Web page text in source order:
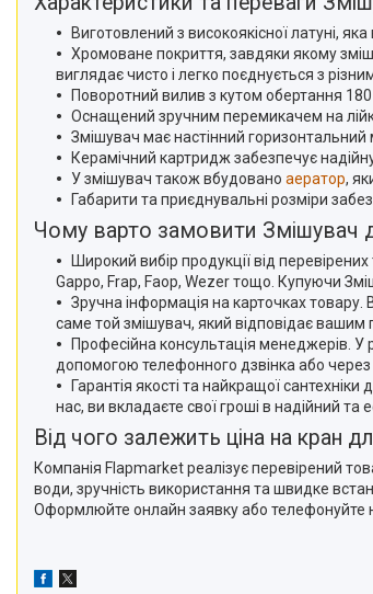
Виготовлений з високоякісної латуні,
Хромоване покриття, завдяки якому
виглядає чисто і легко поєднується з
Поворотний вилив з кутом обертання 180
Оснащений зручним перемикачем на
Змішувач має настінний горизонтальний
Керамічний картридж забезпечує
У змішувач також вбудовано аератор,
Габарити та приєднувальні розміри
Чому варто замовити Змішувач
Широкий вибір продукції від
Gappo, Frap, Faop, Wezer тощо. Купуючи
Зручна інформація на карточках товару.
саме той змішувач, який відповідає вашим
Професійна консультація менеджерів. У
допомогою телефонного дзвінка або
Гарантія якості та найкращої
нас, ви вкладаєте свої гроші в надійний та
Від чого залежить ціна на кран
Компанія Flapmarket реалізує перевірений
води, зручність використання та швидке
Оформлюйте онлайн заявку або